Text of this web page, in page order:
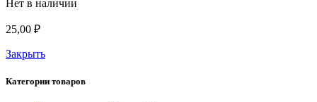
Нет в наличии
25,00 ₽
Закрыть
Категории товаров